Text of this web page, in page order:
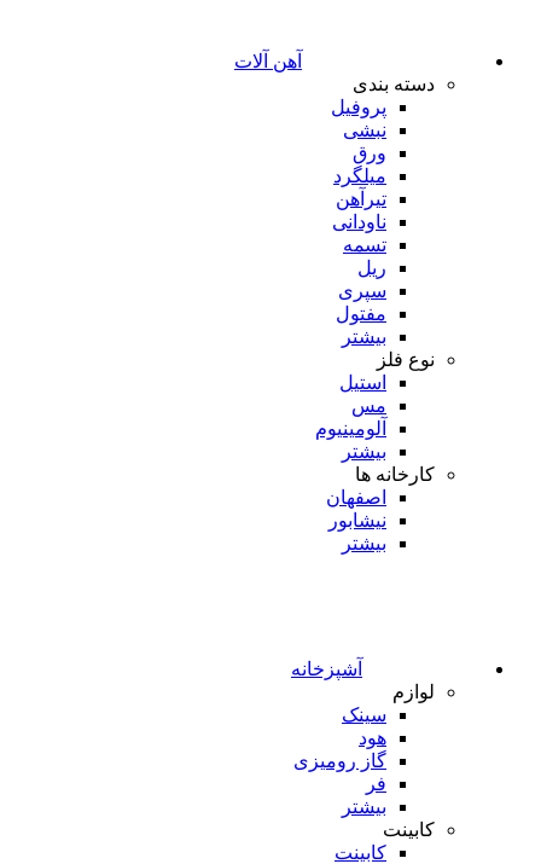
آهن آلات
دسته بندی
پروفیل
نبشی
ورق
میلگرد
تیرآهن
ناودانی
تسمه
ریل
سپری
مفتول
بیشتر
نوع فلز
استیل
مس
آلومینیوم
بیشتر
کارخانه ها
اصفهان
نیشابور
بیشتر
آشپزخانه
لوازم
سینک
هود
گاز رومیزی
فر
بیشتر
کابینت
کابینت